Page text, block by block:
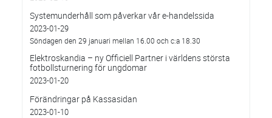
Systemunderhåll som påverkar vår e-handelssida
2023-01-29
Söndagen den 29 januari mellan 16.00 och c:a 18.30
Elektroskandia – ny Officiell Partner i världens största
fotbollsturnering för ungdomar
2023-01-20
Förändringar på Kassasidan
2023-01-10